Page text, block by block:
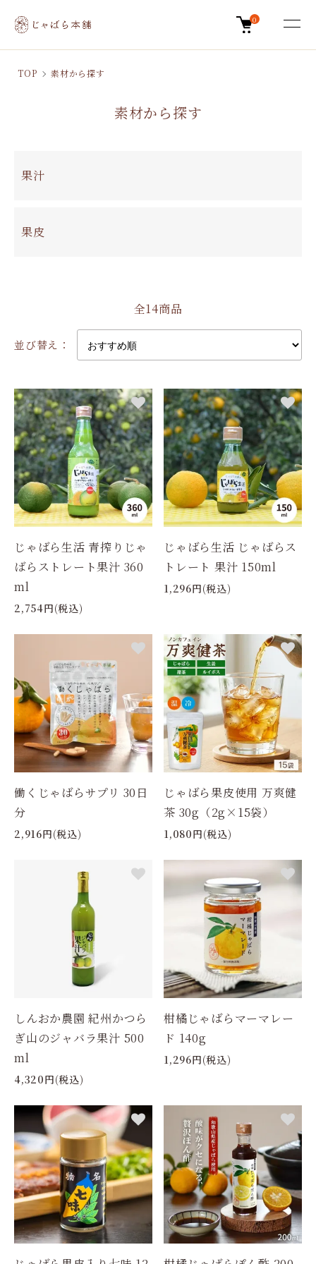
0
TOP 素材から探す
素材から探す
果汁
果皮
全14商品
並び替え：
じゃばら生活 青搾りじゃ
ばらストレート果汁 360
ml
2,754円(税込)
じゃばら生活 じゃばらス
トレート 果汁 150ml
1,296円(税込)
働くじゃばらサプリ 30日
分
2,916円(税込)
じゃばら果皮使用 万爽健
茶 30g（2g×15袋）
1,080円(税込)
しんおか農園 紀州かつら
ぎ山のジャバラ果汁 500
ml
4,320円(税込)
柑橘じゃばらマーマレー
ド 140g
1,296円(税込)